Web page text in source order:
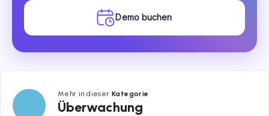
Demo buchen
Mehr in dieser Kategorie
Überwachung
Überwachung